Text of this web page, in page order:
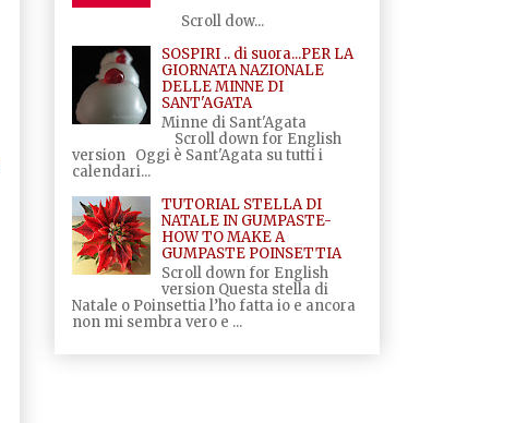
Scroll dow...
SOSPIRI .. di suora...PER LA
GIORNATA NAZIONALE
DELLE MINNE DI
SANT'AGATA
Minne di Sant'Agata
Scroll down for English
version Oggi è Sant'Agata su tutti i
calendari...
TUTORIAL STELLA DI
NATALE IN GUMPASTE-
HOW TO MAKE A
GUMPASTE POINSETTIA
Scroll down for English
version Questa stella di
Natale o Poinsettia l’ho fatta io e ancora
non mi sembra vero e ...